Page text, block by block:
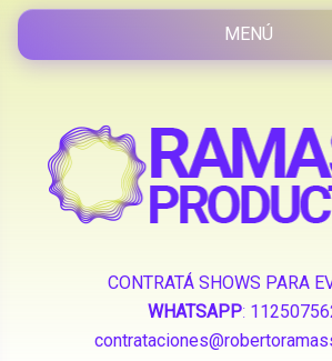
CONTRATÁ SHOWS PARA
WHATSAPP: